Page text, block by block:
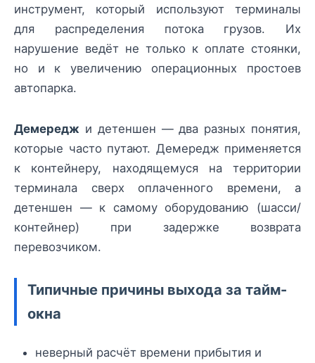
инструмент, который используют терминалы
для распределения потока грузов. Их
нарушение ведёт не только к оплате стоянки,
но и к увеличению операционных простоев
автопарка.
Демередж и детеншен — два разных понятия,
которые часто путают. Демередж применяется
к контейнеру, находящемуся на территории
терминала сверх оплаченного времени, а
детеншен — к самому оборудованию (шасси/
контейнер) при задержке возврата
перевозчиком.
Типичные причины выхода за тайм-
окна
неверный расчёт времени прибытия и